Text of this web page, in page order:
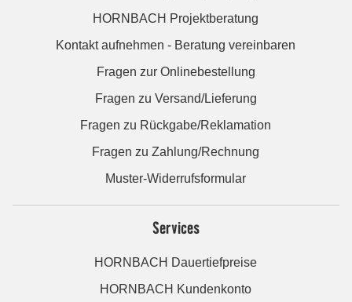
HORNBACH Projektberatung
Kontakt aufnehmen - Beratung vereinbaren
Fragen zur Onlinebestellung
Fragen zu Versand/Lieferung
Fragen zu Rückgabe/Reklamation
Fragen zu Zahlung/Rechnung
Muster-Widerrufsformular
Services
HORNBACH Dauertiefpreise
HORNBACH Kundenkonto